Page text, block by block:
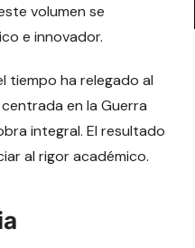
volumen se
e innovador.
tiempo ha relegado al
en la Guerra
integral. El resultado
al rigor académico.